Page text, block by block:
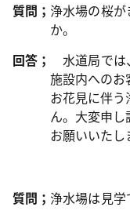
質問； 浄水場の桜
か。
回答；
水道局では
施設内へのお
お花見に伴
ん。大変申
お願いいたし
質問； 浄水場は見学